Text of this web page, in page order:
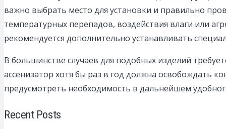
важно выбрать место для установки и правильно
температурных перепадов, воздействия влаги или
рекомендуется дополнительно устанавливать
В большинстве случаев для подобных изделий
ассенизатор хотя бы раз в год должна освобождать
предусмотреть необходимость в дальнейшем
Recent Posts